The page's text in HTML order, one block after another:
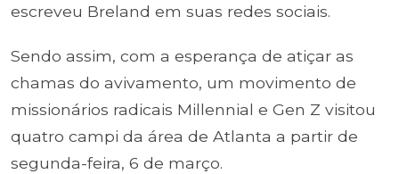
escreveu Breland em suas redes sociais.
Sendo assim, com a esperança de atiçar as
chamas do avivamento, um movimento de
missionários radicais Millennial e Gen Z visitou
quatro campi da área de Atlanta a partir de
segunda-feira, 6 de março.